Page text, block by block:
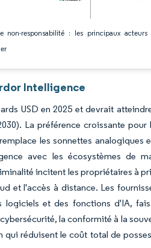
non-responsabilité : les principaux
Intelligence
USD en 2025 et devrait
La préférence croissante
les sonnettes analogiques
avec les écosystèmes de
incitent les propriétaires à
et l'accès à distance. Les
et des fonctions d'IA,
la conformité à la
réduisent le coût total de